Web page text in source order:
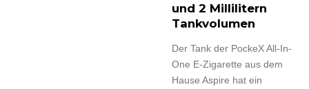
und 2 Millilitern
Tankvolumen
Der Tank der PockeX All-In-
One E-Zigarette aus dem
Hause Aspire hat ein